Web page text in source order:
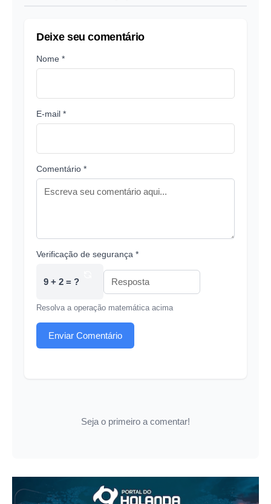
Deixe seu comentário
Nome *
E-mail *
Comentário *
Verificação de segurança *
9 + 2 = ?
Resolva a operação matemática acima
Enviar Comentário
Seja o primeiro a comentar!